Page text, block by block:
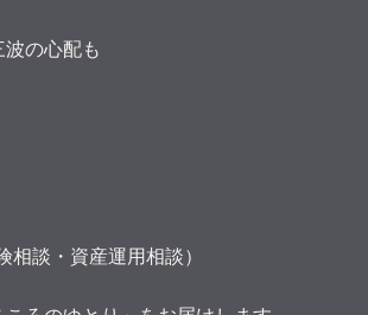
の心配も
談・資産運用相談）